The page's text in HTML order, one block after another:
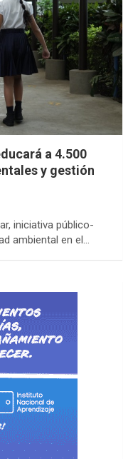
a 4.500
y gestión
iniciativa público-
ambiental en el…